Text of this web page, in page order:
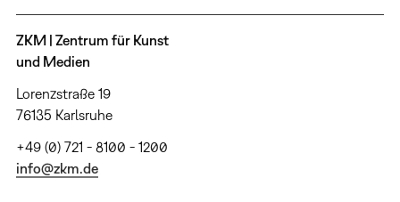
ZKM | Zentrum für Kunst
und Medien
Lorenzstraße 19
76135 Karlsruhe
+49 (0) 721 - 8100 - 1200
info@zkm.de